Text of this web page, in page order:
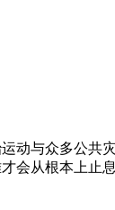
动与众多公
会从根本上止息